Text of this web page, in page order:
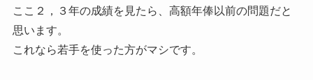
ここ２，３年の成績を見たら、高額年俸以前の問題だと
思います。
これなら若手を使った方がマシです。